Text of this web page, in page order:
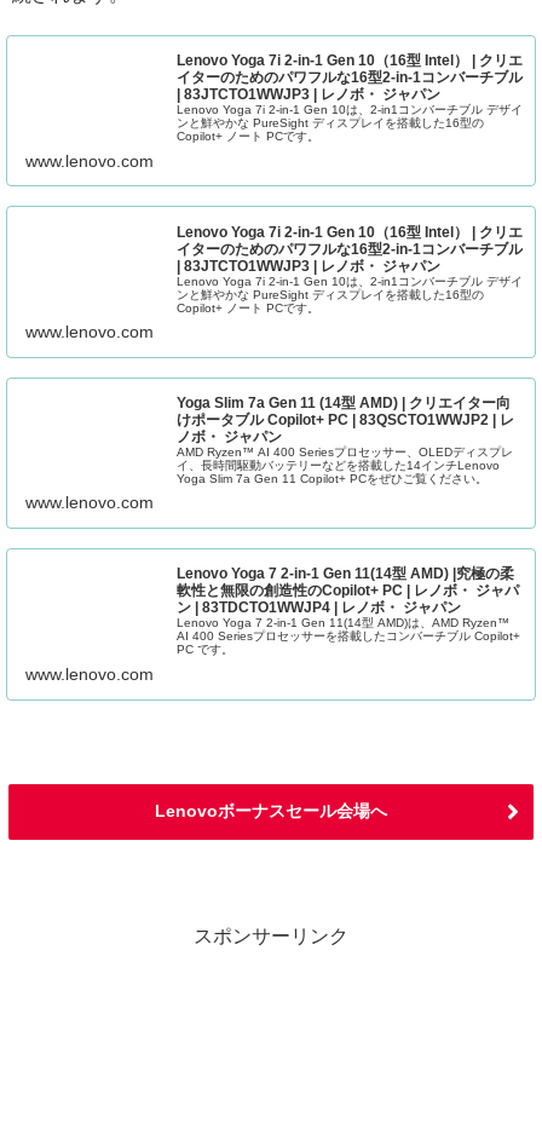
Lenovo Yoga 7i 2-in-1 Gen 10（16型 Intel） | クリエ
イターのためのパワフルな16型2-in-1コンバーチブル
| 83JTCTO1WWJP3 | レノボ・ ジャパン
Lenovo Yoga 7i 2-in-1 Gen 10は、2-in1コンバーチブル デザイ
ンと鮮やかな PureSight ディスプレイを搭載した16型の
Copilot+ ノート PCです。
www.lenovo.com
Lenovo Yoga 7i 2-in-1 Gen 10（16型 Intel） | クリエ
イターのためのパワフルな16型2-in-1コンバーチブル
| 83JTCTO1WWJP3 | レノボ・ ジャパン
Lenovo Yoga 7i 2-in-1 Gen 10は、2-in1コンバーチブル デザイ
ンと鮮やかな PureSight ディスプレイを搭載した16型の
Copilot+ ノート PCです。
www.lenovo.com
Yoga Slim 7a Gen 11 (14型 AMD) | クリエイター向
けポータブル Copilot+ PC | 83QSCTO1WWJP2 | レ
ノボ・ ジャパン
AMD Ryzen™ AI 400 Seriesプロセッサー、OLEDディスプレ
イ、長時間駆動バッテリーなどを搭載した14インチLenovo
Yoga Slim 7a Gen 11 Copilot+ PCをぜひご覧ください。
www.lenovo.com
Lenovo Yoga 7 2-in-1 Gen 11(14型 AMD) |究極の柔
軟性と無限の創造性のCopilot+ PC | レノボ・ ジャパ
ン | 83TDCTO1WWJP4 | レノボ・ ジャパン
Lenovo Yoga 7 2-in-1 Gen 11(14型 AMD)は、AMD Ryzen™
AI 400 Seriesプロセッサーを搭載したコンバーチブル Copilot+
PC です。
www.lenovo.com
Lenovoボーナスセール会場へ
スポンサーリンク